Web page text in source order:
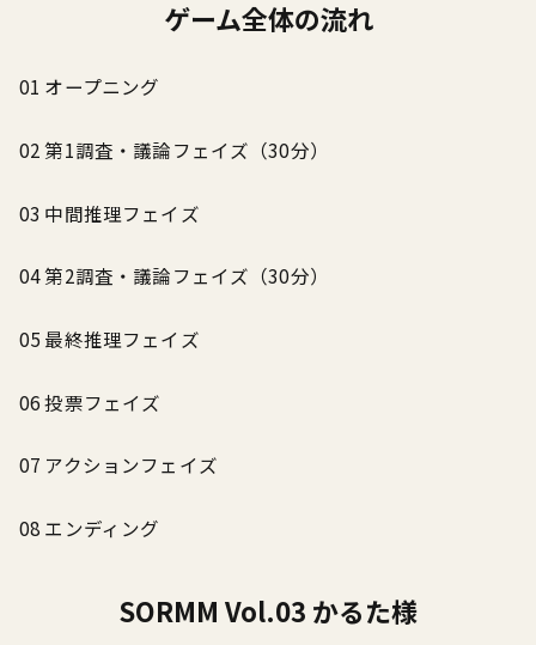
ゲーム全体の流れ
01 オープニング
02 第1調査・議論フェイズ（30分）
03 中間推理フェイズ
04 第2調査・議論フェイズ（30分）
05 最終推理フェイズ
06 投票フェイズ
07 アクションフェイズ
08 エンディング
SORMM Vol.03 かるた様